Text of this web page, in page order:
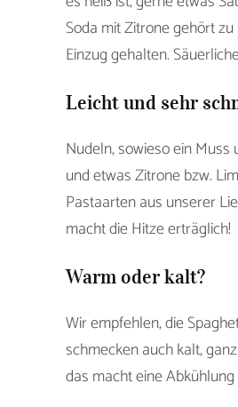
Soda mit Zitrone gehört
Einzug gehalten.
Leicht und sehr
Nudeln, sowieso ein
und etwas Zitrone bzw.
Pastaarten aus unserer
macht die Hitze erträglich!
Warm oder kalt?
Wir empfehlen, die
schmecken auch kalt,
das macht eine